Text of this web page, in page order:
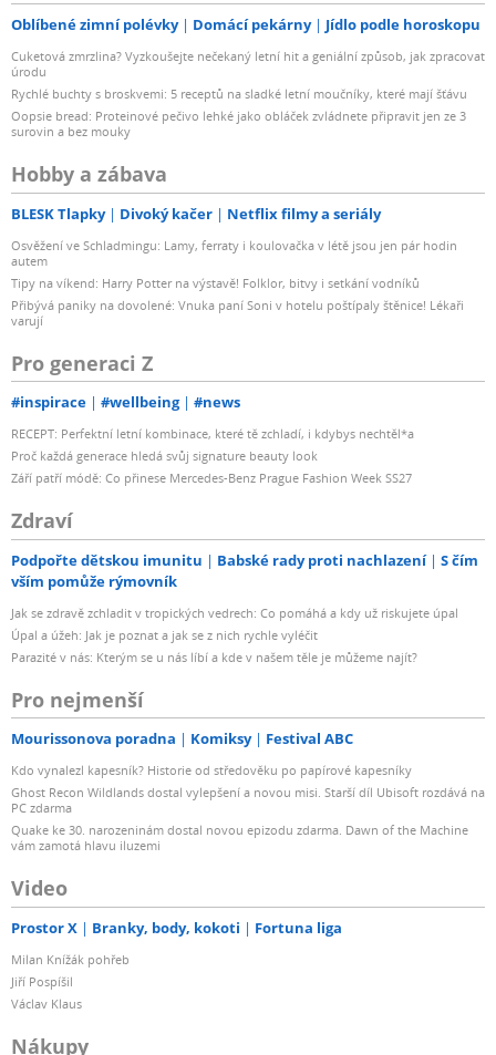
Oblíbené zimní polévky Domácí pekárny Jídlo podle horoskopu
Cuketová zmrzlina? Vyzkoušejte nečekaný letní hit a geniální způsob, jak zpracovat
úrodu
Rychlé buchty s broskvemi: 5 receptů na sladké letní moučníky, které mají šťávu
Oopsie bread: Proteinové pečivo lehké jako obláček zvládnete připravit jen ze 3
surovin a bez mouky
Hobby a zábava
BLESK Tlapky Divoký kačer Netflix filmy a seriály
Osvěžení ve Schladmingu: Lamy, ferraty i koulovačka v létě jsou jen pár hodin
autem
Tipy na víkend: Harry Potter na výstavě! Folklor, bitvy i setkání vodníků
Přibývá paniky na dovolené: Vnuka paní Soni v hotelu poštípaly štěnice! Lékaři
varují
Pro generaci Z
#inspirace #wellbeing #news
RECEPT: Perfektní letní kombinace, které tě zchladí, i kdybys nechtěl*a
Proč každá generace hledá svůj signature beauty look
Září patří módě: Co přinese Mercedes-Benz Prague Fashion Week SS27
Zdraví
Podpořte dětskou imunitu Babské rady proti nachlazení
S čím
vším pomůže rýmovník
Jak se zdravě zchladit v tropických vedrech: Co pomáhá a kdy už riskujete úpal
Úpal a úžeh: Jak je poznat a jak se z nich rychle vyléčit
Parazité v nás: Kterým se u nás líbí a kde v našem těle je můžeme najít?
Pro nejmenší
Mourissonova poradna Komiksy Festival ABC
Kdo vynalezl kapesník? Historie od středověku po papírové kapesníky
Ghost Recon Wildlands dostal vylepšení a novou misi. Starší díl Ubisoft rozdává na
PC zdarma
Quake ke 30. narozeninám dostal novou epizodu zdarma. Dawn of the Machine
vám zamotá hlavu iluzemi
Video
Prostor X Branky, body, kokoti Fortuna liga
Milan Knížák pohřeb
Jiří Pospíšil
Václav Klaus
Nákupy